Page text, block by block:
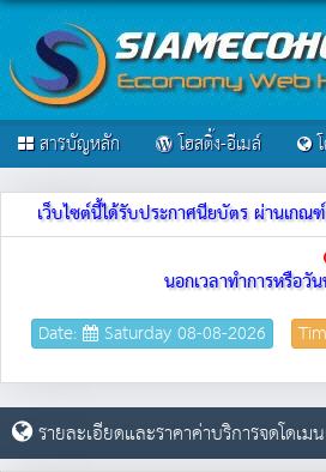
สารบัญหลัก โฮสติ้ง-อีเมล์
เว็บไซต์นี้ได้รับประกาศนียบัตร ผ่านเก
นอกเวลาทำการหรือ
Date: Saturday 08-08-2026
รายละเอียดและราคาค่าบริการจดโดเม